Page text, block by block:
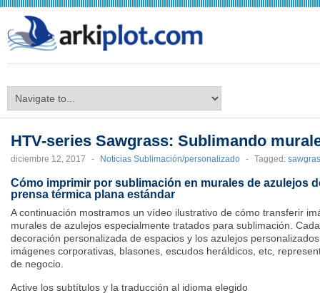
HTV-series Sawgrass: Sublimando
diciembre 12, 2017 - Noticias Sublimación/personalizado - Tagged:
Cómo imprimir por sublimación en murales de azulejos
prensa térmica plana estándar
A continuación mostramos un vídeo ilustrativo de cómo transferir
murales de azulejos especialmente tratados para sublimación.
decoración personalizada de espacios y los azulejos
imágenes corporativas, blasones, escudos heráldicos, etc,
de negocio.
Active los subtítulos y la traducción al idioma elegido